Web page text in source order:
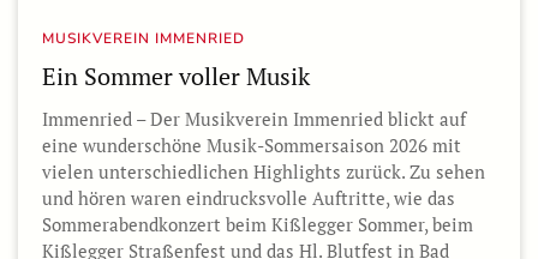
MUSIKVEREIN IMMENRIED
Ein Sommer voller Musik
Immenried – Der Musikverein Immenried blickt auf
eine wunderschöne Musik-Sommersaison 2026 mit
vielen unterschiedlichen Highlights zurück. Zu sehen
und hören waren eindrucksvolle Auftritte, wie das
Sommerabendkonzert beim Kißlegger Sommer, beim
Kißlegger Straßenfest und das Hl. Blutfest in Bad